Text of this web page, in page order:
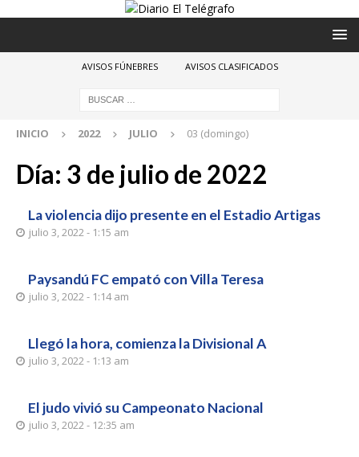
AVISOS FÚNEBRES AVISOS CLASIFICADOS
INICIO 2022 JULIO 03 (domingo)
Día: 3 de julio de 2022
La violencia dijo presente en el Estadio Artigas
julio 3, 2022 - 1:15 am
Paysandú FC empató con Villa Teresa
julio 3, 2022 - 1:14 am
Llegó la hora, comienza la Divisional A
julio 3, 2022 - 1:13 am
El judo vivió su Campeonato Nacional
julio 3, 2022 - 12:35 am